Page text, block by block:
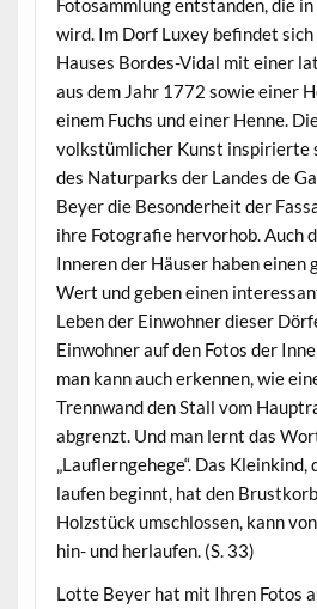
Fotosammlung entstanden, die
wird. Im Dorf Luxey befindet sich
Hauses Bordes-Vidal mit einer
aus dem Jahr 1772 sowie einer
einem Fuchs und einer Henne.
volkstümlicher Kunst inspirierte
des Naturparks der Landes de
Beyer die Besonderheit der
ihre Fotografie hervorhob. Auch
Inneren der Häuser haben einen
Wert und geben einen
Leben der Einwohner dieser
Einwohner auf den Fotos der
man kann auch erkennen, wie
Trennwand den Stall vom
abgrenzt. Und man lernt das
„Lauflerngehege“. Das Kleinkind,
laufen beginnt, hat den
Holzstück umschlossen, kann
hin- und herlaufen. (S. 33)
Lotte Beyer hat mit Ihren Fotos